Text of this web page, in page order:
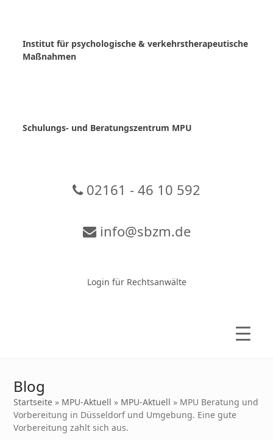
Institut für psychologische & verkehrstherapeutische
Maßnahmen
Schulungs- und Beratungszentrum MPU
02161 - 46 10 592
info@sbzm.de
Login für Rechtsanwälte
Blog
Startseite » MPU-Aktuell » MPU-Aktuell » MPU Beratung und
Vorbereitung in Düsseldorf und Umgebung. Eine gute
Vorbereitung zahlt sich aus.